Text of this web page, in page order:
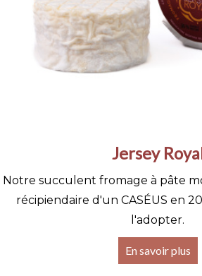
Jersey
Notre succulent fromage à pâte
récipiendaire d'un CASÉUS en
l'adopter.
En savoir plus